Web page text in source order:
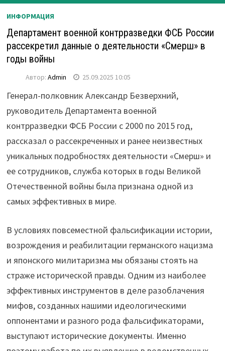
ИНФОРМАЦИЯ
Департамент военной контрразведки ФСБ России
рассекретил данные о деятельности «Смерш» в
годы войны
Автор: Admin 25.09.2025 10:05
Генерал-полковник Александр Безверхний,
руководитель Департамента военной
контрразведки ФСБ России с 2000 по 2015 год,
рассказал о рассекреченных и ранее неизвестных
уникальных подробностях деятельности «Смерш» и
ее сотрудников, служба которых в годы Великой
Отечественной войны была признана одной из
самых эффективных в мире.
В условиях повсеместной фальсификации истории,
возрождения и реабилитации германского нацизма
и японского милитаризма мы обязаны стоять на
страже исторической правды. Одним из наиболее
эффективных инструментов в деле разоблачения
мифов, созданных нашими идеологическими
оппонентами и разного рода фальсификаторами,
выступают исторические документы. Именно